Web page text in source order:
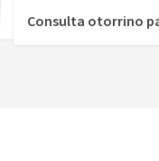
Consulta otorrino